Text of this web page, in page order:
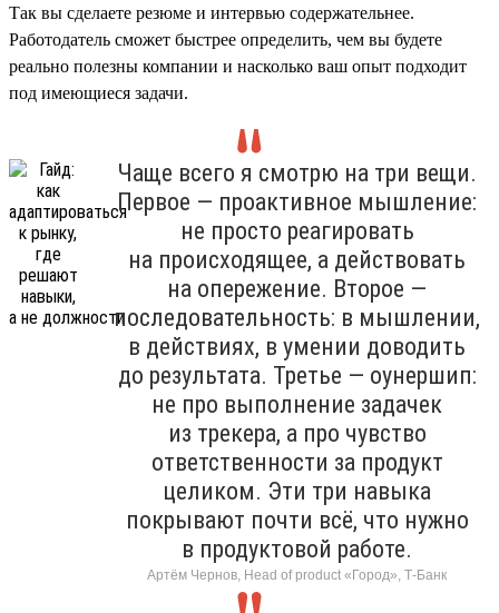
Так вы сделаете резюме и интервью содержательнее.
Работодатель сможет быстрее определить, чем вы будете
реально полезны компании и насколько ваш опыт подходит
под имеющиеся задачи.
Чаще всего я смотрю на три вещи.
Первое — проактивное мышление:
не просто реагировать
на происходящее, а действовать
на опережение. Второе —
последовательность: в мышлении,
в действиях, в умении доводить
до результата. Третье — оунершип:
не про выполнение задачек
из трекера, а про чувство
ответственности за продукт
целиком. Эти три навыка
покрывают почти всё, что нужно
в продуктовой работе.
Артём Чернов, Head of product «Город», Т-Банк